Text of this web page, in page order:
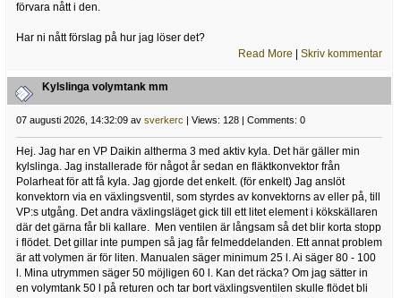
förvara nått i den.
Har ni nått förslag på hur jag löser det?
Read More |Skriv kommentar
Kylslinga volymtank mm
07 augusti 2026, 14:32:09 av sverkerc | Views: 128 | Comments: 0
Hej. Jag har en VP Daikin altherma 3 med aktiv kyla. Det här gäller min
kylslinga. Jag installerade för något år sedan en fläktkonvektor från
Polarheat för att få kyla. Jag gjorde det enkelt. (för enkelt) Jag anslöt
konvektorn via en växlingsventil, som styrdes av konvektorns av eller på, till
VP:s utgång. Det andra växlingsläget gick till ett litet element i kökskällaren
där det gärna får bli kallare. Men ventilen är långsam så det blir korta stopp
i flödet. Det gillar inte pumpen så jag får felmeddelanden. Ett annat problem
är att volymen är för liten. Manualen säger minimum 25 l. Ai säger 80 - 100
l. Mina utrymmen säger 50 möjligen 60 l. Kan det räcka? Om jag sätter in
en volymtank 50 l på returen och tar bort växlingsventilen skulle flödet bli